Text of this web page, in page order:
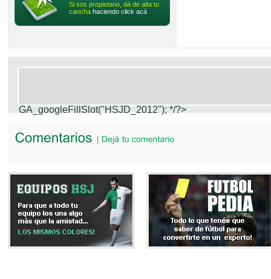
Si sos propietario, dá de alta tu
cancha haciendo click acá
GA_googleFillSlot("HSJD_2012"); */?>